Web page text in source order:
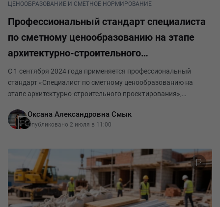
ЦЕНООБРАЗОВАНИЕ И СМЕТНОЕ НОРМИРОВАНИЕ
Профессиональный стандарт специалиста
по сметному ценообразованию на этапе
архитектурно-строительного
проектирования: область применения и
практическое значение.
С 1 сентября 2024 года применяется профессиональный
стандарт «Специалист по сметному ценообразованию на
этапе архитектурно-строительного проектирования»,
97н. В реестре профессиональных стандартов документ
Оксана Александровна Смык
Опубликовано 2 июля в 11:00